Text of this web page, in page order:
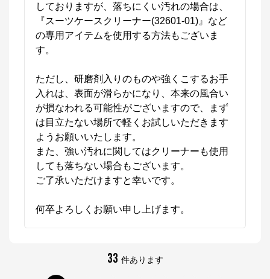
しておりますが、落ちにくい汚れの場合は、
『スーツケースクリーナー(32601-01)』など
の専用アイテムを使用する方法もございま
す。
ただし、研磨剤入りのものや強くこするお手
入れは、表面が滑らかになり、本来の風合い
が損なわれる可能性がございますので、まず
は目立たない場所で軽くお試しいただきます
ようお願いいたします。
また、強い汚れに関してはクリーナーも使用
しても落ちない場合もございます。
ご了承いただけますと幸いです。
何卒よろしくお願い申し上げます。
33 件あります
エースオンラインストア
エースオンラインストア